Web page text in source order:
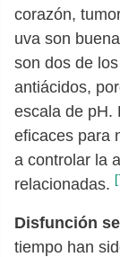
corazón,
uva son
son dos de
antiácidos,
escala de pH.
eficaces para
a controlar la
relacionadas.
Disfunción
tiempo han